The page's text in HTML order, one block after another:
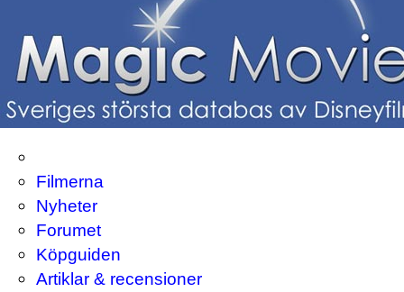
Filmerna
Nyheter
Forumet
Köpguiden
Artiklar & recensioner